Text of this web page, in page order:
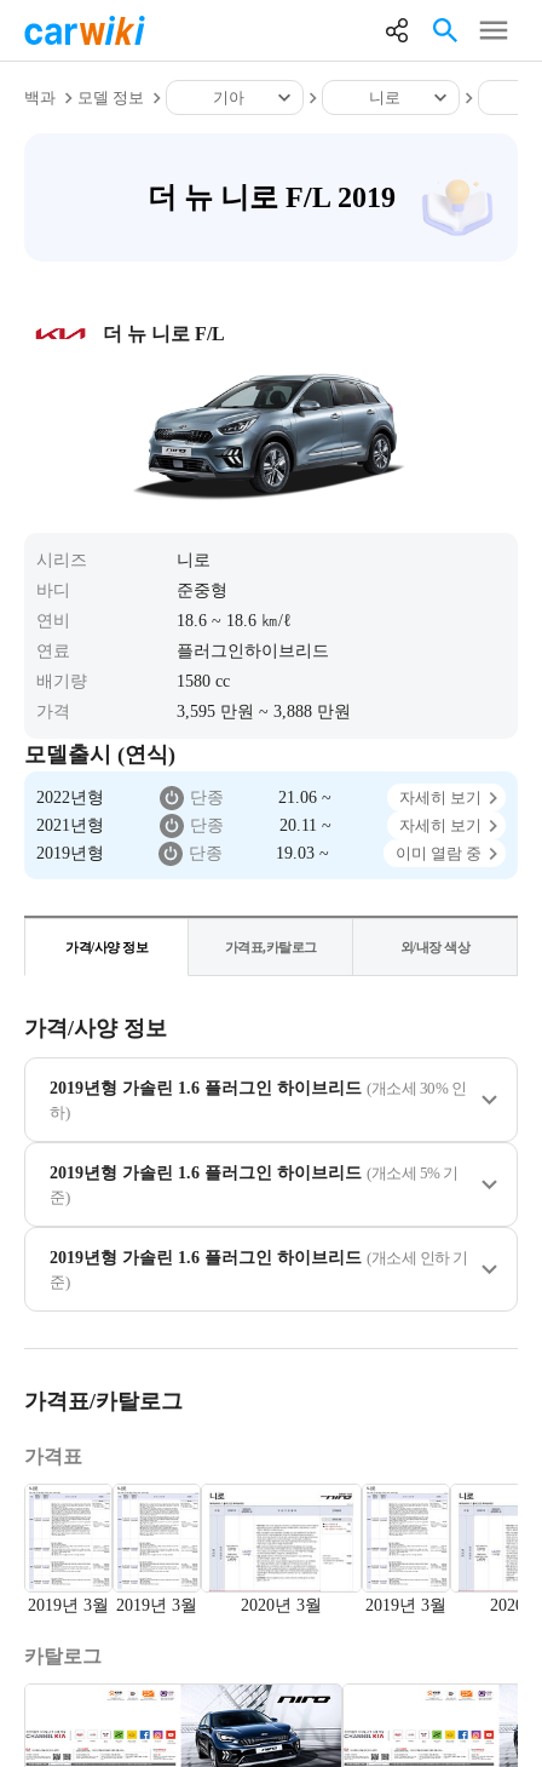
백과 모델 정보 기아 니로
더 뉴 니로 F/L 2019
더 뉴 니로 F/L
시리즈
니로
바디
준중형
연비
18.6 ~ 18.6 ㎞/ℓ
연료
플러그인하이브리드
배기량
1580 cc
가격
3,595 만원 ~ 3,888 만원
모델출시 (연식)
2022년형 단종 21.06 ~
자세히 보기
2021년형
단종 20.11 ~
자세히 보기
2019년형
단종 19.03 ~ 이미 열람 중
가격/사양 정보 가격표,카탈로그 외/내장 색상
가격/사양 정보
2019년형 가솔린 1.6 플러그인 하이브리드 (개소세 30% 인
하)
2019년형 가솔린 1.6 플러그인 하이브리드 (개소세 5% 기
준)
2019년형 가솔린 1.6 플러그인 하이브리드 (개소세 인하 기
준)
가격표/카탈로그
가격표
2019년 3월 2019년 3월 2020년 3월 2019년 3월 2020
카탈로그